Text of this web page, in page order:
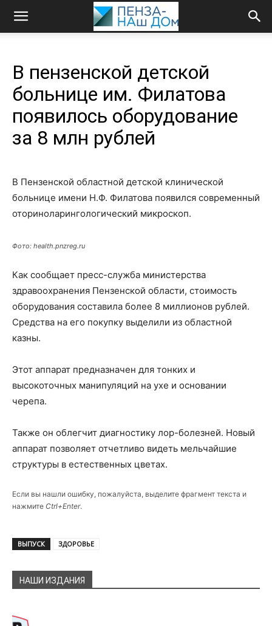
В пензенской детской
больнице им. Филатова
появилось оборудование
за 8 млн рублей
В Пензенской областной детской клинической
больнице имени Н.Ф. Филатова появился современный
оториноларингологический микроскоп.
Фото: health.pnzreg.ru
Как сообщает пресс-служба министерства
здравоохранения Пензенской области, стоимость
оборудования составила более 8 миллионов рублей.
Средства на его покупку выделили из областной
казны.
Этот аппарат предназначен для тонких и
высокоточных манипуляций на ухе и основании
черепа.
Также он облегчит диагностику лор-болезней. Новый
аппарат позволяет отчетливо видеть мельчайшие
структуры в естественных цветах.
Если вы нашли ошибку, пожалуйста, выделите фрагмент текста и
нажмите Ctrl+Enter.
ВЫПУСК ЗДОРОВЬЕ
НАШИ ИЗДАНИЯ